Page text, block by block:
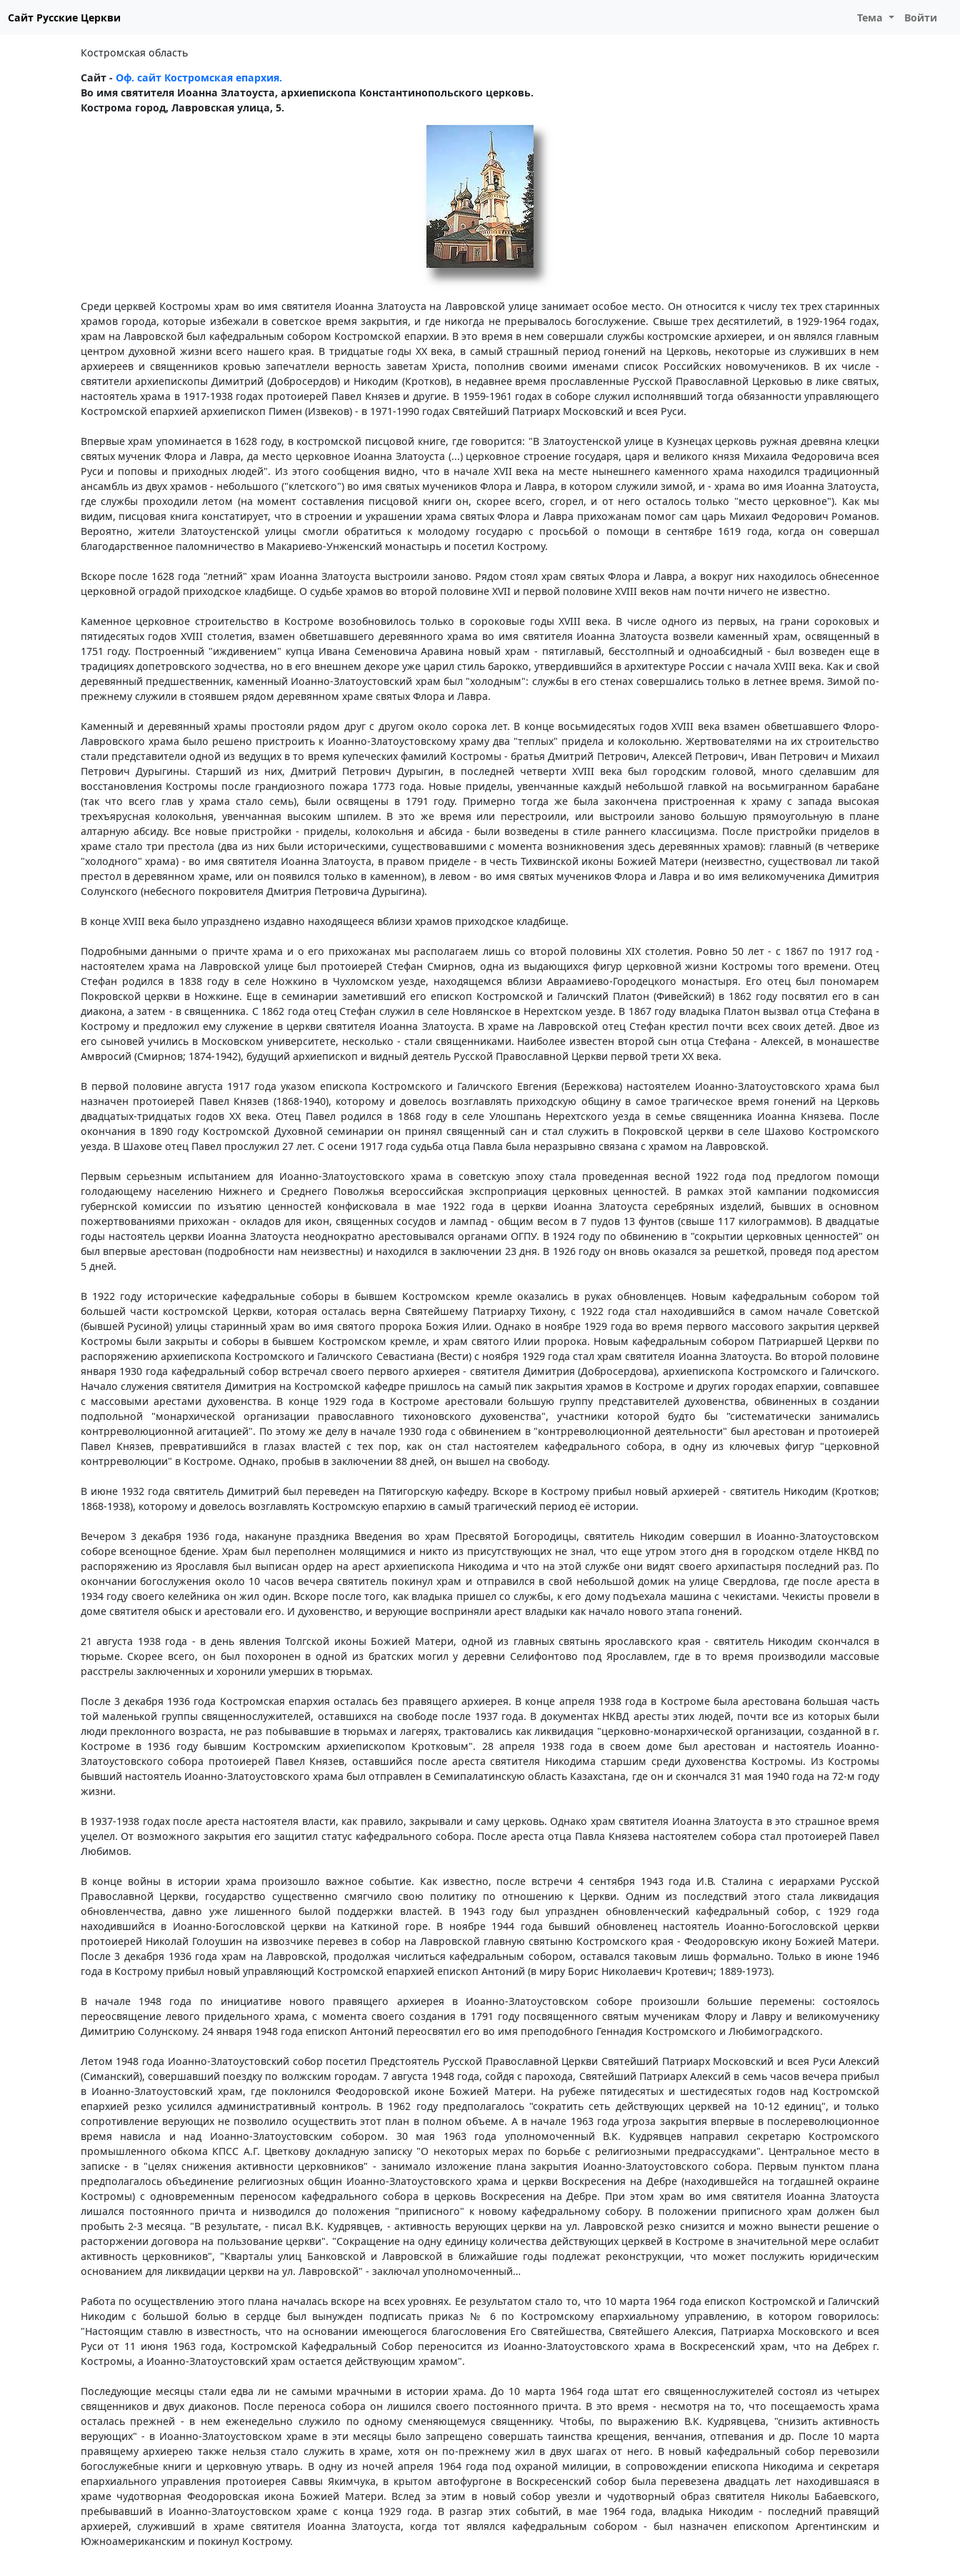
Сайт Русские Церкви Тема Войти
Костромская область
Сайт - Оф. сайт Костромская епархия.
Во имя святителя Иоанна Златоуста, архиепископа Константинопольского церковь.
Кострома город, Лавровская улица, 5.
Среди церквей Костромы храм во имя святителя Иоанна Златоуста на Лавровской улице занимает особое место. Он относится к числу тех трех старинных
храмов города, которые избежали в советское время закрытия, и где никогда не прерывалось богослужение. Свыше трех десятилетий, в 1929-1964 годах,
храм на Лавровской был кафедральным собором Костромской епархии. В это время в нем совершали службы костромские архиереи, и он являлся главным
центром духовной жизни всего нашего края. В тридцатые годы ХХ века, в самый страшный период гонений на Церковь, некоторые из служивших в нем
архиереев и священников кровью запечатлели верность заветам Христа, пополнив своими именами список Российских новомучеников. В их числе -
святители архиепископы Димитрий (Добросердов) и Никодим (Кротков), в недавнее время прославленные Русской Православной Церковью в лике святых,
настоятель храма в 1917-1938 годах протоиерей Павел Князев и другие. В 1959-1961 годах в соборе служил исполнявший тогда обязанности управляющего
Костромской епархией архиепископ Пимен (Извеков) - в 1971-1990 годах Святейший Патриарх Московский и всея Руси.
Впервые храм упоминается в 1628 году, в костромской писцовой книге, где говорится: "В Златоустенской улице в Кузнецах церковь ружная древяна клецки
святых мученик Флора и Лавра, да место церковное Иоанна Златоуста (...) церковное строение государя, царя и великого князя Михаила Федоровича всея
Руси и поповы и приходных людей". Из этого сообщения видно, что в начале XVII века на месте нынешнего каменного храма находился традиционный
ансамбль из двух храмов - небольшого ("клетского") во имя святых мучеников Флора и Лавра, в котором служили зимой, и - храма во имя Иоанна Златоуста,
где службы проходили летом (на момент составления писцовой книги он, скорее всего, сгорел, и от него осталось только "место церковное"). Как мы
видим, писцовая книга констатирует, что в строении и украшении храма святых Флора и Лавра прихожанам помог сам царь Михаил Федорович Романов.
Вероятно, жители Златоустенской улицы смогли обратиться к молодому государю с просьбой о помощи в сентябре 1619 года, когда он совершал
благодарственное паломничество в Макариево-Унженский монастырь и посетил Кострому.
Вскоре после 1628 года "летний" храм Иоанна Златоуста выстроили заново. Рядом стоял храм святых Флора и Лавра, а вокруг них находилось обнесенное
церковной оградой приходское кладбище. О судьбе храмов во второй половине XVII и первой половине XVIII веков нам почти ничего не известно.
Каменное церковное строительство в Костроме возобновилось только в сороковые годы XVIII века. В числе одного из первых, на грани сороковых и
пятидесятых годов XVIII столетия, взамен обветшавшего деревянного храма во имя святителя Иоанна Златоуста возвели каменный храм, освященный в
1751 году. Построенный "иждивением" купца Ивана Семеновича Аравина новый храм - пятиглавый, бесстолпный и одноабсидный - был возведен еще в
традициях допетровского зодчества, но в его внешнем декоре уже царил стиль барокко, утвердившийся в архитектуре России с начала XVIII века. Как и свой
деревянный предшественник, каменный Иоанно-Златоустовский храм был "холодным": службы в его стенах совершались только в летнее время. Зимой по-
прежнему служили в стоявшем рядом деревянном храме святых Флора и Лавра.
Каменный и деревянный храмы простояли рядом друг с другом около сорока лет. В конце восьмидесятых годов XVIII века взамен обветшавшего Флоро-
Лавровского храма было решено пристроить к Иоанно-3латоустовскому храму два "теплых" придела и колокольню. Жертвователями на их строительство
стали представители одной из ведущих в то время купеческих фамилий Костромы - братья Дмитрий Петрович, Алексей Петрович, Иван Петрович и Михаил
Петрович Дурыгины. Старший из них, Дмитрий Петрович Дурыгин, в последней четверти XVIII века был городским головой, много сделавшим для
восстановления Костромы после грандиозного пожара 1773 года. Новые приделы, увенчанные каждый небольшой главкой на восьмигранном барабане
(так что всего глав у храма стало семь), были освящены в 1791 году. Примерно тогда же была закончена пристроенная к храму с запада высокая
трехъярусная колокольня, увенчанная высоким шпилем. В это же время или перестроили, или выстроили заново большую прямоугольную в плане
алтарную абсиду. Все новые пристройки - приделы, колокольня и абсида - были возведены в стиле раннего классицизма. После пристройки приделов в
храме стало три престола (два из них были историческими, существовавшими с момента возникновения здесь деревянных храмов): главный (в четверике
"холодного" храма) - во имя святителя Иоанна Златоуста, в правом приделе - в честь Тихвинской иконы Божией Матери (неизвестно, существовал ли такой
престол в деревянном храме, или он появился только в каменном), в левом - во имя святых мучеников Флора и Лавра и во имя великомученика Димитрия
Солунского (небесного покровителя Дмитрия Петровича Дурыгина).
В конце XVIII века было упразднено издавно находящееся вблизи храмов приходское кладбище.
Подробными данными о причте храма и о его прихожанах мы располагаем лишь со второй половины XIX столетия. Ровно 50 лет - с 1867 по 1917 год -
настоятелем храма на Лавровской улице был протоиерей Стефан Смирнов, одна из выдающихся фигур церковной жизни Костромы того времени. Отец
Стефан родился в 1838 году в селе Ножкино в Чухломском уезде, находящемся вблизи Авраамиево-Городецкого монастыря. Его отец был пономарем
Покровской церкви в Ножкине. Еще в семинарии заметивший его епископ Костромской и Галичский Платон (Фивейский) в 1862 году посвятил его в сан
диакона, а затем - в священника. С 1862 года отец Стефан служил в селе Новлянское в Нерехтском уезде. В 1867 году владыка Платон вызвал отца Стефана в
Кострому и предложил ему служение в церкви святителя Иоанна Златоуста. В храме на Лавровской отец Стефан крестил почти всех своих детей. Двое из
его сыновей учились в Московском университете, несколько - стали священниками. Наиболее известен второй сын отца Стефана - Алексей, в монашестве
Амвросий (Смирнов; 1874-1942), будущий архиепископ и видный деятель Русской Православной Церкви первой трети ХХ века.
В первой половине августа 1917 года указом епископа Костромского и Галичского Евгения (Бережкова) настоятелем Иоанно-Златоустовского храма был
назначен протоиерей Павел Князев (1868-1940), которому и довелось возглавлять приходскую общину в самое трагическое время гонений на Церковь
двадцатых-тридцатых годов ХХ века. Отец Павел родился в 1868 году в селе Улошпань Нерехтского уезда в семье священника Иоанна Князева. После
окончания в 1890 году Костромской Духовной семинарии он принял священный сан и стал служить в Покровской церкви в селе Шахово Костромского
уезда. В Шахове отец Павел прослужил 27 лет. С осени 1917 года судьба отца Павла была неразрывно связана с храмом на Лавровской.
Первым серьезным испытанием для Иоанно-Златоустовского храма в советскую эпоху стала проведенная весной 1922 года под предлогом помощи
голодающему населению Нижнего и Среднего Поволжья всероссийская экспроприация церковных ценностей. В рамках этой кампании подкомиссия
губернской комиссии по изъятию ценностей конфисковала в мае 1922 года в церкви Иоанна Златоуста серебряных изделий, бывших в основном
пожертвованиями прихожан - окладов для икон, священных сосудов и лампад - общим весом в 7 пудов 13 фунтов (свыше 117 килограммов). В двадцатые
годы настоятель церкви Иоанна Златоуста неоднократно арестовывался органами ОГПУ. В 1924 году по обвинению в "сокрытии церковных ценностей" он
был впервые арестован (подробности нам неизвестны) и находился в заключении 23 дня. В 1926 году он вновь оказался за решеткой, проведя под арестом
5 дней.
В 1922 году исторические кафедральные соборы в бывшем Костромском кремле оказались в руках обновленцев. Новым кафедральным собором той
большей части костромской Церкви, которая осталась верна Святейшему Патриарху Тихону, с 1922 года стал находившийся в самом начале Советской
(бывшей Русиной) улицы старинный храм во имя святого пророка Божия Илии. Однако в ноябре 1929 года во время первого массового закрытия церквей
Костромы были закрыты и соборы в бывшем Костромском кремле, и храм святого Илии пророка. Новым кафедральным собором Патриаршей Церкви по
распоряжению архиепископа Костромского и Галичского Севастиана (Вести) с ноября 1929 года стал храм святителя Иоанна Златоуста. Во второй половине
января 1930 года кафедральный собор встречал своего первого архиерея - святителя Димитрия (Добросердова), архиепископа Костромского и Галичского.
Начало служения святителя Димитрия на Костромской кафедре пришлось на самый пик закрытия храмов в Костроме и других городах епархии, совпавшее
с массовыми арестами духовенства. В конце 1929 года в Костроме арестовали большую группу представителей духовенства, обвиненных в создании
подпольной "монархической организации православного тихоновского духовенства", участники которой будто бы "систематически занимались
контрреволюционной агитацией". По этому же делу в начале 1930 года с обвинением в "контрреволюционной деятельности" был арестован и протоиерей
Павел Князев, превратившийся в глазах властей с тех пор, как он стал настоятелем кафедрального собора, в одну из ключевых фигур "церковной
контрреволюции" в Костроме. Однако, пробыв в заключении 88 дней, он вышел на свободу.
В июне 1932 года святитель Димитрий был переведен на Пятигорскую кафедру. Вскоре в Кострому прибыл новый архиерей - святитель Никодим (Кротков;
1868-1938), которому и довелось возглавлять Костромскую епархию в самый трагический период её истории.
Вечером 3 декабря 1936 года, накануне праздника Введения во храм Пресвятой Богородицы, святитель Никодим совершил в Иоанно-Златоустовском
соборе всенощное бдение. Храм был переполнен молящимися и никто из присутствующих не знал, что еще утром этого дня в городском отделе НКВД по
распоряжению из Ярославля был выписан ордер на арест архиепископа Никодима и что на этой службе они видят своего архипастыря последний раз. По
окончании богослужения около 10 часов вечера святитель покинул храм и отправился в свой небольшой домик на улице Свердлова, где после ареста в
1934 году своего келейника он жил один. Вскоре после того, как владыка пришел со службы, к его дому подъехала машина с чекистами. Чекисты провели в
доме святителя обыск и арестовали его. И духовенство, и верующие восприняли арест владыки как начало нового этапа гонений.
21 августа 1938 года - в день явления Толгской иконы Божией Матери, одной из главных святынь ярославского края - святитель Никодим скончался в
тюрьме. Скорее всего, он был похоронен в одной из братских могил у деревни Селифонтово под Ярославлем, где в то время производили массовые
расстрелы заключенных и хоронили умерших в тюрьмах.
После 3 декабря 1936 года Костромская епархия осталась без правящего архиерея. В конце апреля 1938 года в Костроме была арестована большая часть
той маленькой группы священнослужителей, оставшихся на свободе после 1937 года. В документах НКВД аресты этих людей, почти все из которых были
люди преклонного возраста, не раз побывавшие в тюрьмах и лагерях, трактовались как ликвидация "церковно-монархической организации, созданной в г.
Костроме в 1936 году бывшим Костромским архиепископом Кротковым". 28 апреля 1938 года в своем доме был арестован и настоятель Иоанно-
Златоустовского собора протоиерей Павел Князев, оставшийся после ареста святителя Никодима старшим среди духовенства Костромы. Из Костромы
бывший настоятель Иоанно-Златоустовского храма был отправлен в Семипалатинскую область Казахстана, где он и скончался 31 мая 1940 года на 72-м году
жизни.
В 1937-1938 годах после ареста настоятеля власти, как правило, закрывали и саму церковь. Однако храм святителя Иоанна Златоуста в это страшное время
уцелел. От возможного закрытия его защитил статус кафедрального собора. После ареста отца Павла Князева настоятелем собора стал протоиерей Павел
Любимов.
В конце войны в истории храма произошло важное событие. Как известно, после встречи 4 сентября 1943 года И.В. Сталина с иерархами Русской
Православной Церкви, государство существенно смягчило свою политику по отношению к Церкви. Одним из последствий этого стала ликвидация
обновленчества, давно уже лишенного былой поддержки властей. В 1943 году был упразднен обновленческий кафедральный собор, с 1929 года
находившийся в Иоанно-Богословской церкви на Каткиной горе. В ноябре 1944 года бывший обновленец настоятель Иоанно-Богословской церкви
протоиерей Николай Голоушин на извозчике перевез в собор на Лавровской главную святыню Костромского края - Феодоровскую икону Божией Матери.
После 3 декабря 1936 года храм на Лавровской, продолжая числиться кафедральным собором, оставался таковым лишь формально. Только в июне 1946
года в Кострому прибыл новый управляющий Костромской епархией епископ Антоний (в миру Борис Николаевич Кротевич; 1889-1973).
В начале 1948 года по инициативе нового правящего архиерея в Иоанно-Златоустовском соборе произошли большие перемены: состоялось
переосвящение левого придельного храма, с момента своего создания в 1791 году посвященного святым мученикам Флору и Лавру и великомученику
Димитрию Солунскому. 24 января 1948 года епископ Антоний переосвятил его во имя преподобного Геннадия Костромского и Любимоградского.
Летом 1948 года Иоанно-Златоустовский собор посетил Предстоятель Русской Православной Церкви Святейший Патриарх Московский и всея Руси Алексий
(Симанский), совершавший поездку по волжским городам. 7 августа 1948 года, сойдя с парохода, Святейший Патриарх Алексий в семь часов вечера прибыл
в Иоанно-Златоустовский храм, где поклонился Феодоровской иконе Божией Матери. На рубеже пятидесятых и шестидесятых годов над Костромской
епархией резко усилился административный контроль. В 1962 году предполагалось "сократить сеть действующих церквей на 10-12 единиц", и только
сопротивление верующих не позволило осуществить этот план в полном объеме. А в начале 1963 года угроза закрытия впервые в послереволюционное
время нависла и над Иоанно-Златоустовским собором. 30 мая 1963 года уполномоченный В.К. Кудрявцев направил секретарю Костромского
промышленного обкома КПСС А.Г. Цветкову докладную записку "О некоторых мерах по борьбе с религиозными предрассудками". Центральное место в
записке - в "целях снижения активности церковников" - занимало изложение плана закрытия Иоанно-Златоустовского собора. Первым пунктом плана
предполагалось объединение религиозных общин Иоанно-Златоустовского храма и церкви Воскресения на Дебре (находившейся на тогдашней окраине
Костромы) с одновременным переносом кафедрального собора в церковь Воскресения на Дебре. При этом храм во имя святителя Иоанна Златоуста
лишался постоянного причта и низводился до положения "приписного" к новому кафедральному собору. В положении приписного храм должен был
пробыть 2-3 месяца. "В результате, - писал В.К. Кудрявцев, - активность верующих церкви на ул. Лавровской резко снизится и можно вынести решение о
расторжении договора на пользование церкви". "Сокращение на одну единицу количества действующих церквей в Костроме в значительной мере ослабит
активность церковников", "Кварталы улиц Банковской и Лавровской в ближайшие годы подлежат реконструкции, что может послужить юридическим
основанием для ликвидации церкви на ул. Лавровской" - заключал уполномоченный…
Работа по осуществлению этого плана началась вскоре на всех уровнях. Ее результатом стало то, что 10 марта 1964 года епископ Костромской и Галичский
Никодим с большой болью в сердце был вынужден подписать приказ № 6 по Костромскому епархиальному управлению, в котором говорилось:
"Настоящим ставлю в известность, что на основании имеющегося благословения Его Святейшества, Святейшего Алексия, Патриарха Московского и всея
Руси от 11 июня 1963 года, Костромской Кафедральный Собор переносится из Иоанно-Златоустовского храма в Воскресенский храм, что на Дебрех г.
Костромы, а Иоанно-Златоустовский храм остается действующим храмом".
Последующие месяцы стали едва ли не самыми мрачными в истории храма. До 10 марта 1964 года штат его священнослужителей состоял из четырех
священников и двух диаконов. После переноса собора он лишился своего постоянного причта. В это время - несмотря на то, что посещаемость храма
осталась прежней - в нем еженедельно служило по одному сменяющемуся священнику. Чтобы, по выражению В.К. Кудрявцева, "снизить активность
верующих" - в Иоанно-Златоустовском храме в эти месяцы было запрещено совершать таинства крещения, венчания, отпевания и др. После 10 марта
правящему архиерею также нельзя стало служить в храме, хотя он по-прежнему жил в двух шагах от него. В новый кафедральный собор перевозили
богослужебные книги и церковную утварь. В одну из ночей апреля 1964 года под охраной милиции, в сопровождении епископа Никодима и секретаря
епархиального управления протоиерея Саввы Якимчука, в крытом автофургоне в Воскресенский собор была перевезена двадцать лет находившаяся в
храме чудотворная Феодоровская икона Божией Матери. Вслед за этим в новый собор увезли и чудотворный образ святителя Николы Бабаевского,
пребывавший в Иоанно-Златоустовском храме с конца 1929 года. В разгар этих событий, в мае 1964 года, владыка Никодим - последний правящий
архиерей, служивший в храме святителя Иоанна Златоуста, когда тот являлся кафедральным собором - был назначен епископом Аргентинским и
Южноамериканским и покинул Кострому.